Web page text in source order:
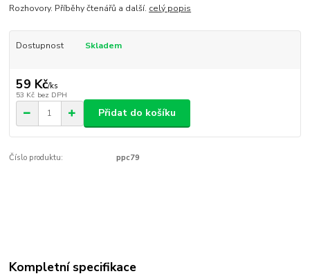
Rozhovory. Příběhy čtenářů a další. celý popis
Dostupnost Skladem
59 Kč/ks
53 Kč bez DPH
Přidat do košíku
Číslo produktu: ppc79
Kompletní specifikace